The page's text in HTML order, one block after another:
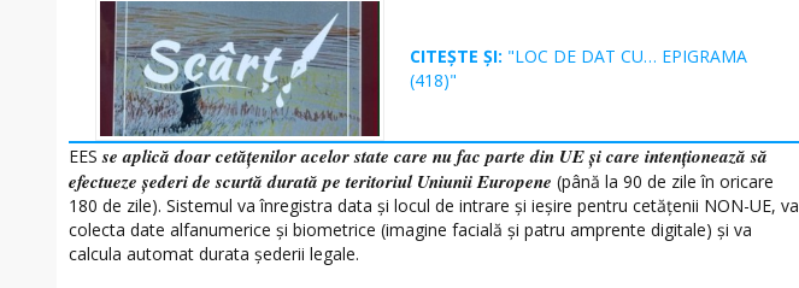
CITEȘTE ȘI: "LOC DE DAT CU… EPIGRAMA
(418)"
EESse aplică doar cetățenilor acelor state care nu fac parte din UE și care intenționează să
efectueze șederi de scurtă durată pe teritoriul Uniunii Europene (până la 90 de zile în oricare
180 de zile). Sistemul va înregistra data și locul de intrare și ieșire pentru cetățenii NON-UE, va
colecta date alfanumerice și biometrice (imagine facială și patru amprente digitale) și va
calcula automat durata șederii legale.